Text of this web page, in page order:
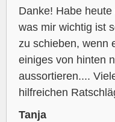
Danke! Habe
was mir wichtig ist
zu schieben, wenn
einiges von hinten
aussortieren....
hilfreichen
Tanja